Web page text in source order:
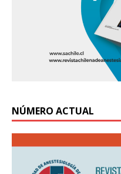
NÚMERO ACTUAL